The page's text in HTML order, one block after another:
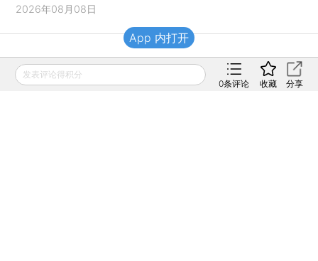
2026年08月08日
财新移动
发表评论得积分
0条评论 收藏 分享
App 内打开